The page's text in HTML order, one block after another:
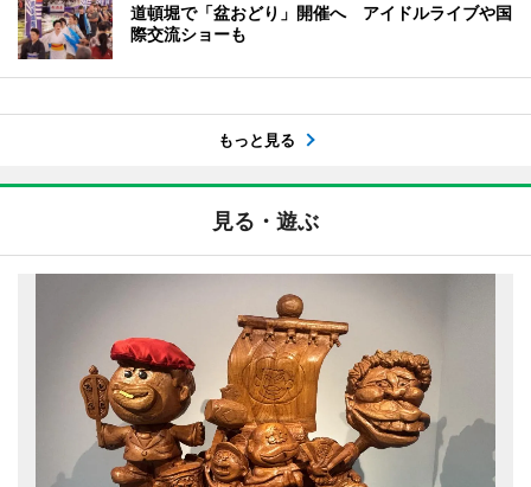
道頓堀で「盆おどり」開催へ アイドルライブや国
際交流ショーも
もっと見る
見る・遊ぶ